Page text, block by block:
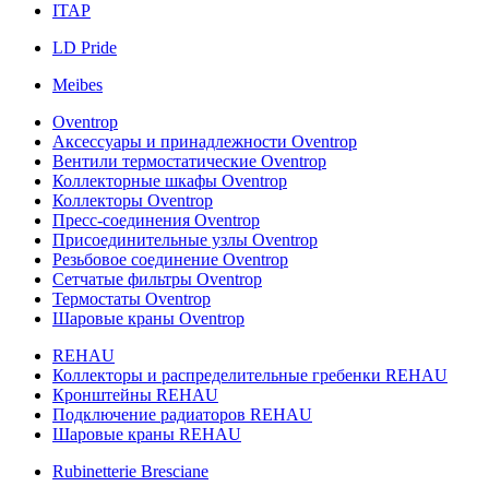
ITAP
LD Pride
Meibes
Oventrop
Аксессуары и принадлежности Oventrop
Вентили термостатические Oventrop
Коллекторные шкафы Oventrop
Коллекторы Oventrop
Пресс-соединения Oventrop
Присоединительные узлы Oventrop
Резьбовое соединение Oventrop
Сетчатые фильтры Oventrop
Термостаты Oventrop
Шаровые краны Oventrop
REHAU
Коллекторы и распределительные гребенки REHAU
Кронштейны REHAU
Подключение радиаторов REHAU
Шаровые краны REHAU
Rubinetterie Bresciane